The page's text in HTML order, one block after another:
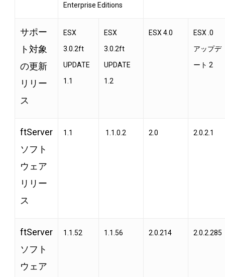
Enterprise Editions
サポー
ト対象
の更新
リリー
ス
ESX
3.0.2ft
UPDATE
1.1
ESX
3.0.2ft
UPDATE
1.2
ESX 4.0
ESX .0
アップデ
ート 2
ftServer
ソフト
ウェア
リリー
ス
1.1 1.1.0.2 2.0 2.0.2.1
ftServer
ソフト
ウェア
1.1.52 1.1.56 2.0.214 2.0.2.285